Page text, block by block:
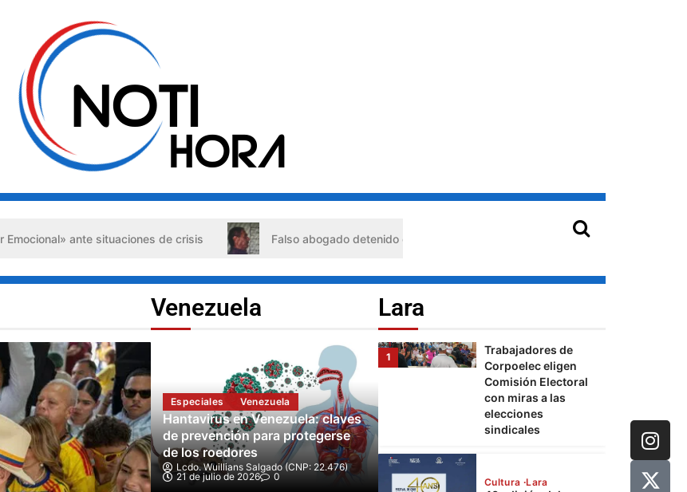
de crisis Falso abogado detenido en Barquisimeto: habría usado durante 13 años la matrícula de otro
Venezuela
Especiales Venezuela
Hantavirus en Venezuela: claves
de prevención para protegerse
de los roedores
Lcdo. Wuillians Salgado (CNP: 22.476)
21 de julio de 2026
0
Lara
Corpoelec eligen
elecciones
Cultura Lara
40 edición del
Festival de Cine
Francés en
Venezuela
Senamecf celebra 14